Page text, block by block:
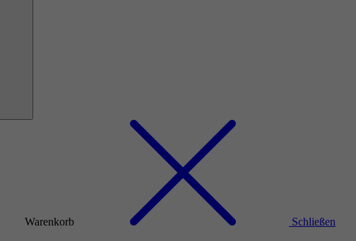
Warenkorb
Schließen